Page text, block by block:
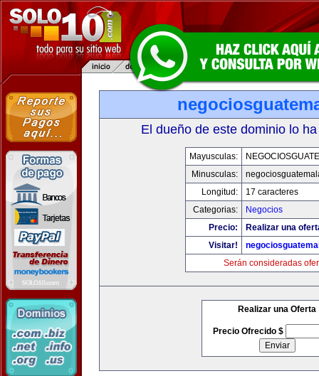
El dueño de este dominio lo
Mayusculas:
Minusculas:
Longitud:
17 caracteres
Categorias:
Negocios
Precio:
Realizar una
Visitar!
Serán consideradas
Realizar una Oferta
Precio Ofrecido $